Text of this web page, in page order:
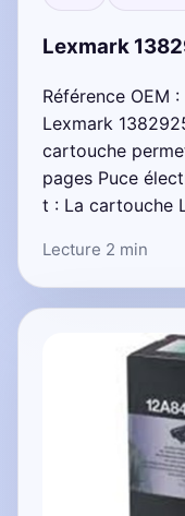
Lexmark
Référence OEM
Lexmark
cartouche
pages Puce
t : La cartouche
Lecture 2 min